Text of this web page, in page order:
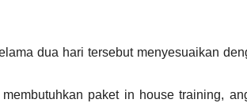
dua hari tersebut menyesuaikan
paket in house training,